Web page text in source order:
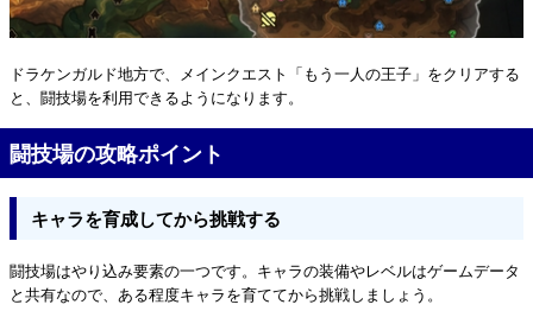
ドラケンガルド地方で、メインクエスト「もう一人の王子」をクリアする
と、闘技場を利用できるようになります。
闘技場の攻略ポイント
キャラを育成してから挑戦する
闘技場はやり込み要素の一つです。キャラの装備やレベルはゲームデータ
と共有なので、ある程度キャラを育ててから挑戦しましょう。